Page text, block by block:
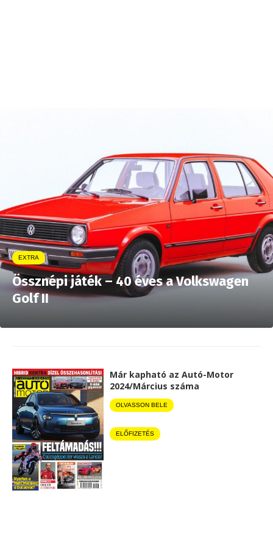
EXTRA
Össznépi játék – 40 éves a Volkswagen
Golf II
Már kapható az Autó-Motor
2024/Március száma
OLVASSON BELE
ELŐFIZETÉS